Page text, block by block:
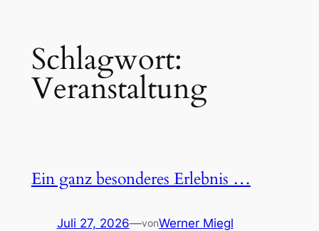
Inhalt
springenSchlagwort:
Veranstaltung
Ein ganz besonderes Erlebnis …
Juli 27, 2026—vonWerner Miegl